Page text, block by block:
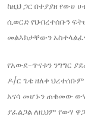
ከዚህ ጋር በተያያዘ የውሀ
ሲወርድ የህብረተሰቡን
መልእክታቸውን
የአውደ-ጥናቱን ንግግር
ዶ/ር ጌቴ ዘለቀ
አናሳ መሆኑን ጠቁመው
ያፈልጋል ለዚህም የውሃ